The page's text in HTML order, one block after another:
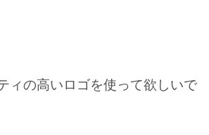
ィの高いロゴを使って欲しいで